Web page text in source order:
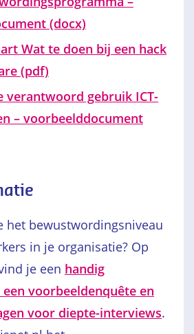
(docx)
Wat te doen bij een hack
(pdf)
verantwoord gebruik ICT-
– voorbeelddocument
het bewustwordingsniveau
in je organisatie? Op
je een handig
voorbeeldenquête en
voor diepte-interviews.